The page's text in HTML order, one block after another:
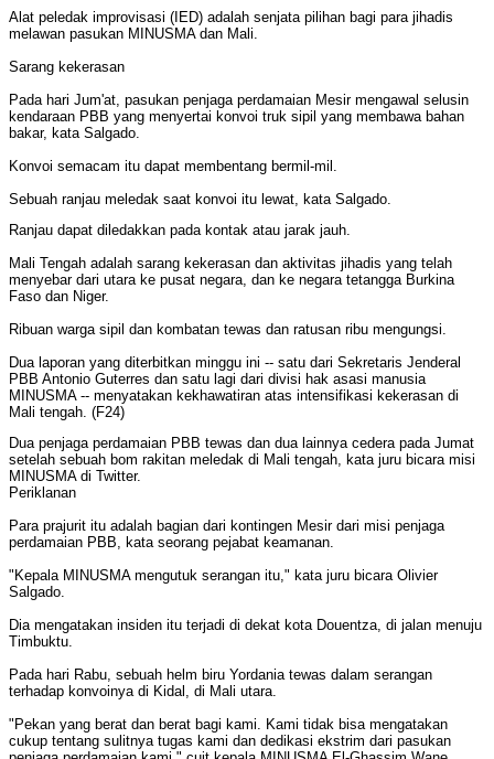
Alat peledak improvisasi (IED) adalah senjata pilihan bagi para jihadis
melawan pasukan MINUSMA dan Mali.
Sarang kekerasan
Pada hari Jum'at, pasukan penjaga perdamaian Mesir mengawal selusin
kendaraan PBB yang menyertai konvoi truk sipil yang membawa bahan
bakar, kata Salgado.
Konvoi semacam itu dapat membentang bermil-mil.
Sebuah ranjau meledak saat konvoi itu lewat, kata Salgado.
Ranjau dapat diledakkan pada kontak atau jarak jauh.
Mali Tengah adalah sarang kekerasan dan aktivitas jihadis yang telah
menyebar dari utara ke pusat negara, dan ke negara tetangga Burkina
Faso dan Niger.
Ribuan warga sipil dan kombatan tewas dan ratusan ribu mengungsi.
Dua laporan yang diterbitkan minggu ini -- satu dari Sekretaris Jenderal
PBB Antonio Guterres dan satu lagi dari divisi hak asasi manusia
MINUSMA -- menyatakan kekhawatiran atas intensifikasi kekerasan di
Mali tengah. (F24)
Dua penjaga perdamaian PBB tewas dan dua lainnya cedera pada Jumat
setelah sebuah bom rakitan meledak di Mali tengah, kata juru bicara misi
MINUSMA di Twitter.
Periklanan
Para prajurit itu adalah bagian dari kontingen Mesir dari misi penjaga
perdamaian PBB, kata seorang pejabat keamanan.
"Kepala MINUSMA mengutuk serangan itu," kata juru bicara Olivier
Salgado.
Dia mengatakan insiden itu terjadi di dekat kota Douentza, di jalan menuju
Timbuktu.
Pada hari Rabu, sebuah helm biru Yordania tewas dalam serangan
terhadap konvoinya di Kidal, di Mali utara.
"Pekan yang berat dan berat bagi kami. Kami tidak bisa mengatakan
cukup tentang sulitnya tugas kami dan dedikasi ekstrim dari pasukan